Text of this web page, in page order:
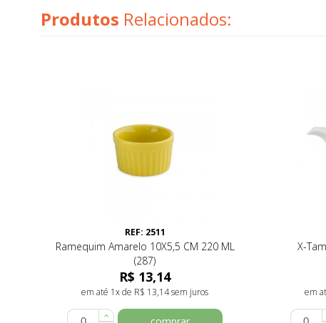
Produtos Relacionados:
REF: 2511
Ramequim Amarelo 10X5,5 CM 220 ML
(287)
R$ 13,14
em até 1x de R$ 13,14 sem juros
X-
em